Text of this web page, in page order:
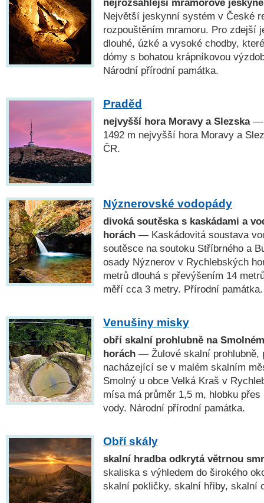
nejrozsáhlejší mramorové
Největší jeskynní systém v České
rozpouštěním mramoru. Pro zdejší
dlouhé, úzké a vysoké chodby,
dómy s bohatou krápníkovou
Národní přírodní památka.
Praděd
nejvyšší hora Moravy a Slezska—
1492 m nejvyšší hora Moravy a
ČR.
Nýznerovské vodopády
divoká soutěska s kaskádami a
horách — Kaskádovitá soustava
soutěsce na soutoku Stříbrného a
osady Nýznerov v Rychlebských
metrů dlouhá s převýšením 14
měří cca 3 metry. Přírodní památka.
Venušiny misky
obří skalní prohlubně na
horách — Žulové skalní prohlubně,
nacházející se v malém skalním
Smolný u obce Velká Kraš v
mísa má průměr 1,5 m, hlobku
vody. Národní přírodní památka.
Obří skály
skalní hradba odkrytá větrnou
skaliska s výhledem do širokého
skalní pokličky, skalní hřiby, skalní